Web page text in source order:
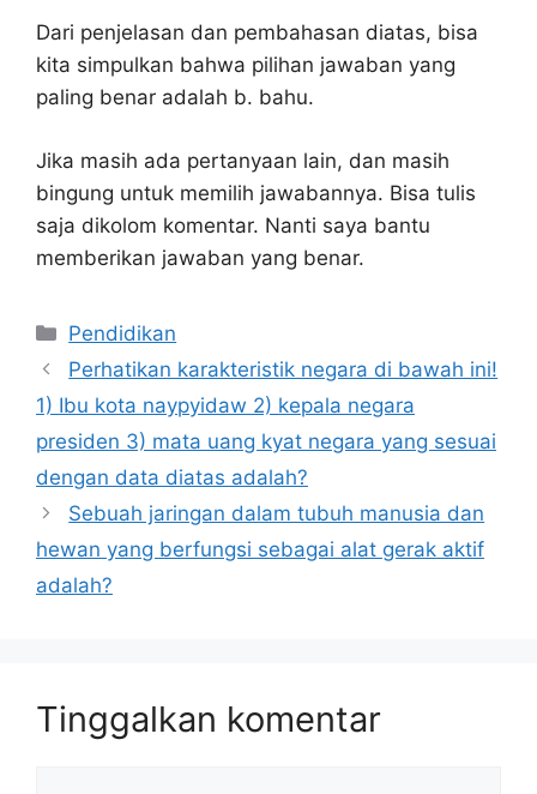
Dari penjelasan dan pembahasan diatas, bisa
kita simpulkan bahwa pilihan jawaban yang
paling benar adalah b. bahu.
Jika masih ada pertanyaan lain, dan masih
bingung untuk memilih jawabannya. Bisa tulis
saja dikolom komentar. Nanti saya bantu
memberikan jawaban yang benar.
Kategori
Pendidikan
Perhatikan karakteristik negara di bawah ini!
1) Ibu kota naypyidaw 2) kepala negara
presiden 3) mata uang kyat negara yang sesuai
dengan data diatas adalah?
Sebuah jaringan dalam tubuh manusia dan
hewan yang berfungsi sebagai alat gerak aktif
adalah?
Tinggalkan komentar